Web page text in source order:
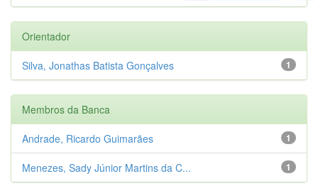
Orientador
1
Silva, Jonathas Batista Gonçalves
Membros da Banca
1
Andrade, Ricardo Guimarães
1
Menezes, Sady Júnior Martins da C...